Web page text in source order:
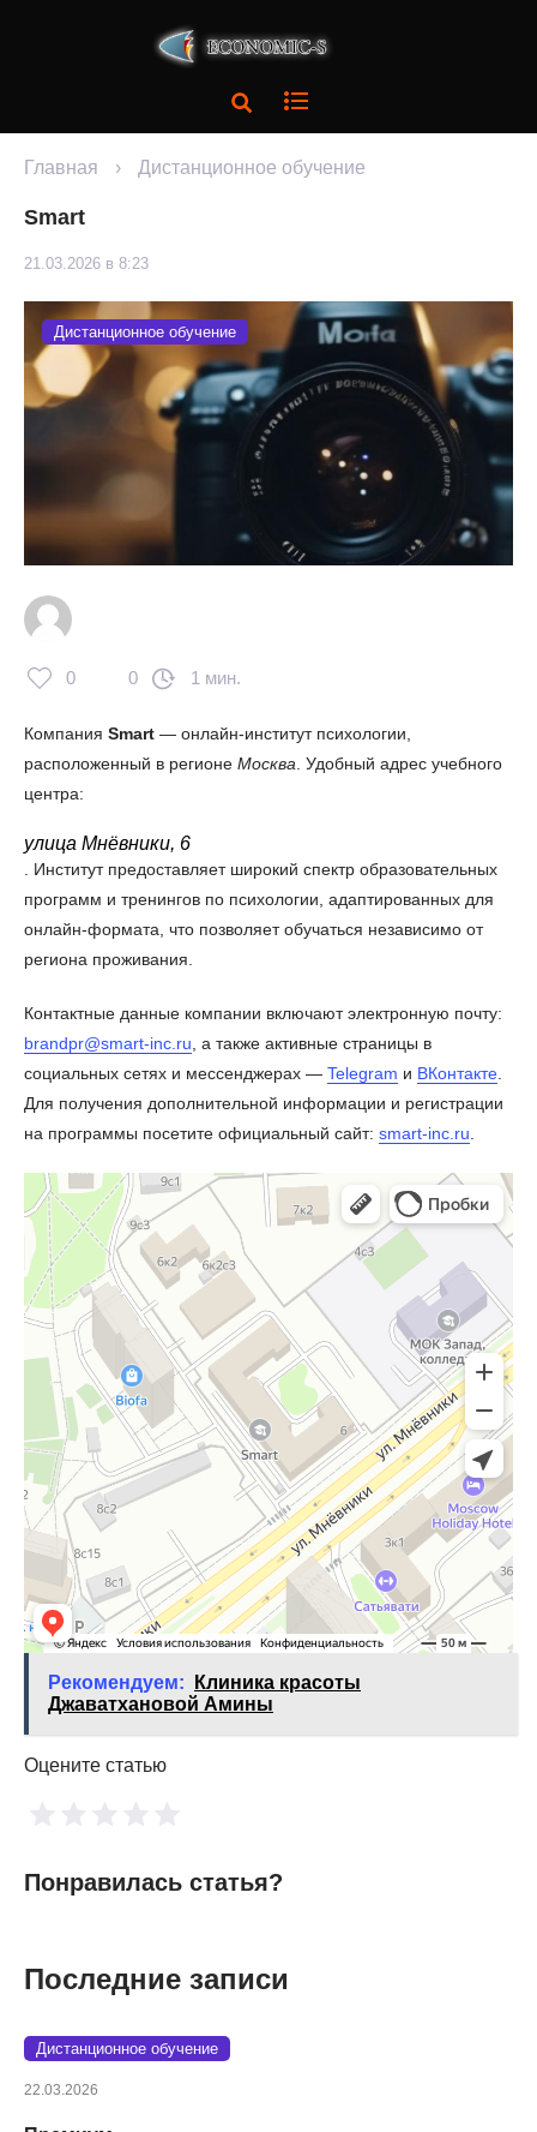
Главная › Дистанционное обучение
Smart
21.03.2026 в 8:23
Дистанционное обучение
0 0 1 мин.
Компания Smart — онлайн-институт психологии,
расположенный в регионе Москва . Удобный адрес учебного
центра:
улица Мнёвники, 6
. Институт предоставляет широкий спектр образовательных
программ и тренингов по психологии, адаптированных для
онлайн-формата, что позволяет обучаться независимо от
региона проживания.
Контактные данные компании включают электронную почту:
brandpr@smart-inc.ru , а также активные страницы в
социальных сетях и мессенджерах — Telegram и ВКонтакте
Для получения дополнительной информации и регистрации
на программы посетите официальный сайт: smart-inc.ru
Рекомендуем:
Клиника красоты
Джаватхановой Амины
Оцените статью
Понравилась статья?
Последние записи
Дистанционное обучение
22.03.2026